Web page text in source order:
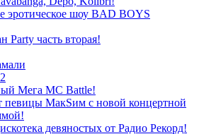
эротическое шоу BAD BOYS
Party часть вторая!
Мега МС Battle!
певицы МакSим с новой концертной
девяностых от Радио Рекорд!